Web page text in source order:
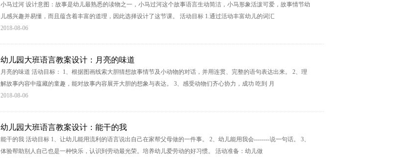
小马过河 设计意图：故事是幼儿最熟悉的读物之一，小马过河这个故事语言生动简洁，小马形象活泼可爱，故事情节幼
儿感兴趣并易懂，而且蕴含着丰富的道理，因此选择设计了这节课。 活动目标 1.通过活动丰富幼儿的词汇
2018-08-06
幼儿园大班语言教案设计：月亮的味道
月亮的味道 活动目标： 1、根据图画线索大胆猜想故事情节及小动物的对话，并用连贯、完整的语句表达出来。 2、理
解故事内容中蕴藏的童趣，能对故事内容展开大胆的想象与表达。 3、感受动物们齐心协力，成功 吃到 月
2018-08-06
幼儿园大班语言教案设计：能干的我
能干的我 活动目标 1、让幼儿能用流利的语言说出自己在家帮父母做的一件事。 2、幼儿能用我会--------说一句话。 3、
体验帮助别人自己也是一种快乐，认识到劳动最光荣。培养幼儿爱劳动的好习惯。 活动准备：幼儿做